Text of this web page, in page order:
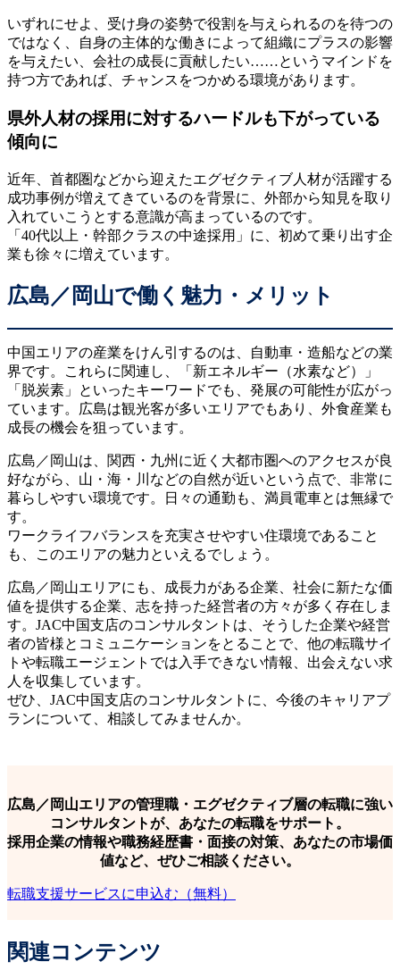
いずれにせよ、受け身の姿勢で役割を与えられるのを待つの
ではなく、自身の主体的な働きによって組織にプラスの影響
を与えたい、会社の成長に貢献したい……というマインドを
持つ方であれば、チャンスをつかめる環境があります。
県外人材の採用に対するハードルも下がっている
傾向に
近年、首都圏などから迎えたエグゼクティブ人材が活躍する
成功事例が増えてきているのを背景に、外部から知見を取り
入れていこうとする意識が高まっているのです。
「40代以上・幹部クラスの中途採用」に、初めて乗り出す企
業も徐々に増えています。
広島／岡山で働く魅力・メリット
中国エリアの産業をけん引するのは、自動車・造船などの業
界です。これらに関連し、「新エネルギー（水素など）」
「脱炭素」といったキーワードでも、発展の可能性が広がっ
ています。広島は観光客が多いエリアでもあり、外食産業も
成長の機会を狙っています。
広島／岡山は、関西・九州に近く大都市圏へのアクセスが良
好ながら、山・海・川などの自然が近いという点で、非常に
暮らしやすい環境です。日々の通勤も、満員電車とは無縁で
す。
ワークライフバランスを充実させやすい住環境であること
も、このエリアの魅力といえるでしょう。
広島／岡山エリアにも、成長力がある企業、社会に新たな価
値を提供する企業、志を持った経営者の方々が多く存在しま
す。JAC中国支店のコンサルタントは、そうした企業や経営
者の皆様とコミュニケーションをとることで、他の転職サイ
トや転職エージェントでは入手できない情報、出会えない求
人を収集しています。
ぜひ、JAC中国支店のコンサルタントに、今後のキャリアプ
ランについて、相談してみませんか。
広島／岡山エリアの管理職・エグゼクティブ層の転職に強い
コンサルタントが、あなたの転職をサポート。
採用企業の情報や職務経歴書・面接の対策、あなたの市場価
値など、ぜひご相談ください。
転職支援サービスに申込む（無料）
関連コンテンツ